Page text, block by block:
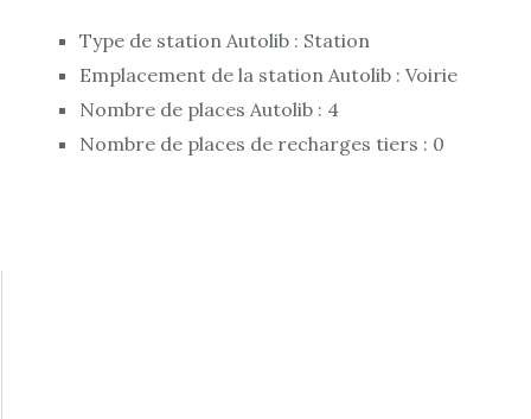
Type de station Autolib : Station
Emplacement de la station Autolib : Voirie
Nombre de places Autolib : 4
Nombre de places de recharges tiers : 0